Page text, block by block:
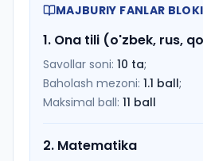
MAJBURIY FANLAR BLOKI
1. Ona tili (o'zbek, rus,
Savollar soni: 10 ta;
Baholash mezoni: 1.1 ball;
Maksimal ball: 11 ball
2. Matematika